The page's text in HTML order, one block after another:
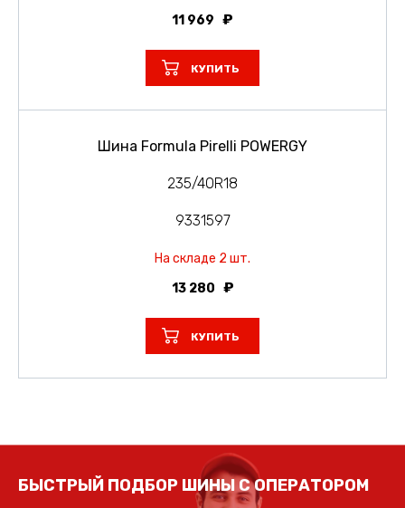
11 969
КУПИТЬ
Шина Formula Pirelli POWERGY
235/40R18
9331597
На складе 2 шт.
13 280
КУПИТЬ
БЫСТРЫЙ ПОДБОР ШИНЫ С ОПЕРАТОРОМ